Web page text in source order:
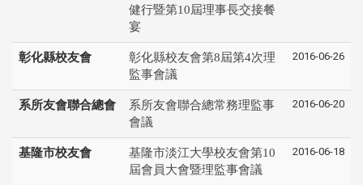
健行暨第10屆理事長交接餐
宴
彰化縣校友會
彰化縣校友會第8屆第4次理
監事會議
2016-06-26
系所友會聯合總會
系所友會聯合總常務理監事
會議
2016-06-20
基隆市校友會
基隆市淡江大學校友會第10
屆會員大會暨理監事會議
2016-06-18